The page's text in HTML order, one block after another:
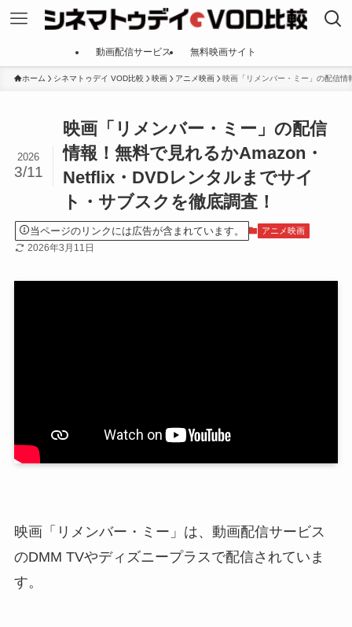
動画配信サービス 無料映画サイト
ホーム シネマトゥデイ VOD比較 映画 アニメ映画 映画「リメンバー・ミー」の配信
映画「リメンバー・ミー」の配信
情報！無料で見れるかAmazon・
Netflix・DVDレンタルまでサイ
ト・サブスクを徹底調査！
2026
3/11
当ページのリンクには広告が含まれています。 アニメ映画
2026年3月11日
映画「リメンバー・ミー」は、動画配信サービス
のDMM TVやディズニープラスで配信されていま
す。